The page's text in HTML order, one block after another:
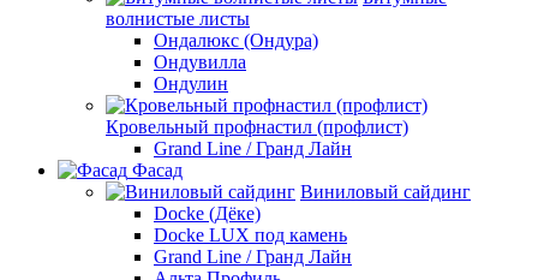
волнистые листы
Ондалюкс (Ондура)
Ондувилла
Ондулин
Кровельный профнастил (профлист)
Grand Line / Гранд Лайн
Фасад
Виниловый сайдинг
Docke (Дёке)
Docke LUX под камень
Grand Line / Гранд Лайн